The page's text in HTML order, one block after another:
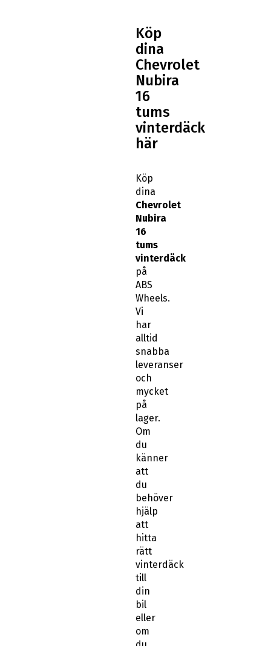
Köp
dina
Chevrolet
Nubira
16
tums
vinterdäck
här
Köp
dina
Chevrolet
Nubira
16
tums
vinterdäck
på
ABS
Wheels.
Vi
har
alltid
snabba
leveranser
och
mycket
på
lager.
Om
du
känner
att
du
behöver
hjälp
att
hitta
rätt
vinterdäck
till
din
bil
eller
om